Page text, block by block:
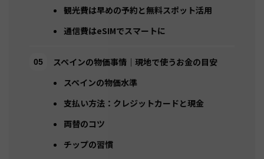
観光費は早めの予約と無料スポット活用
通信費はeSIMでスマートに
スペインの物価事情｜現地で使うお金の目安
スペインの物価水準
支払い方法：クレジットカードと現金
両替のコツ
チップの習慣